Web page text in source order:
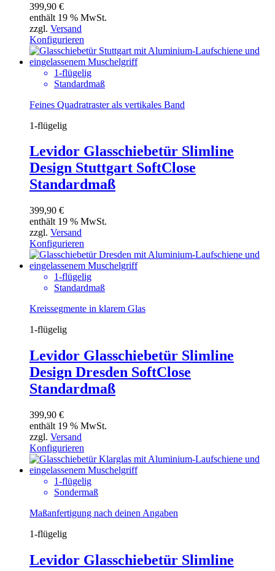
399,90 €
enthält 19 % MwSt.
zzgl. Versand
Konfigurieren
1-flügelig
Standardmaß
Feines Quadratraster als vertikales Band
1-flügelig
Levidor Glasschiebetür Slimline
Design Stuttgart SoftClose
Standardmaß
399,90 €
enthält 19 % MwSt.
zzgl. Versand
Konfigurieren
1-flügelig
Standardmaß
Kreissegmente in klarem Glas
1-flügelig
Levidor Glasschiebetür Slimline
Design Dresden SoftClose
Standardmaß
399,90 €
enthält 19 % MwSt.
zzgl. Versand
Konfigurieren
1-flügelig
Sondermaß
Maßanfertigung nach deinen Angaben
1-flügelig
Levidor Glasschiebetür Slimline